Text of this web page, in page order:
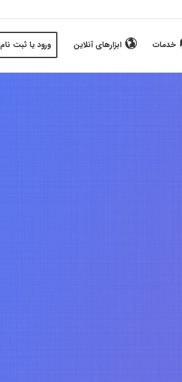
خدمات ابزارهای آنلاین ورود یا ثبت نام